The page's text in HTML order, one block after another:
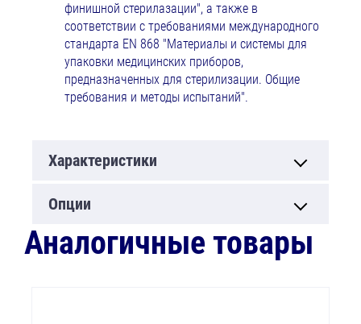
финишной стерилазации", а также в
соответствии с требованиями международного
стандарта EN 868 "Материалы и системы для
упаковки медицинских приборов,
предназначенных для стерилизации. Общие
требования и методы испытаний".
Характеристики
Опции
Аналогичные товары